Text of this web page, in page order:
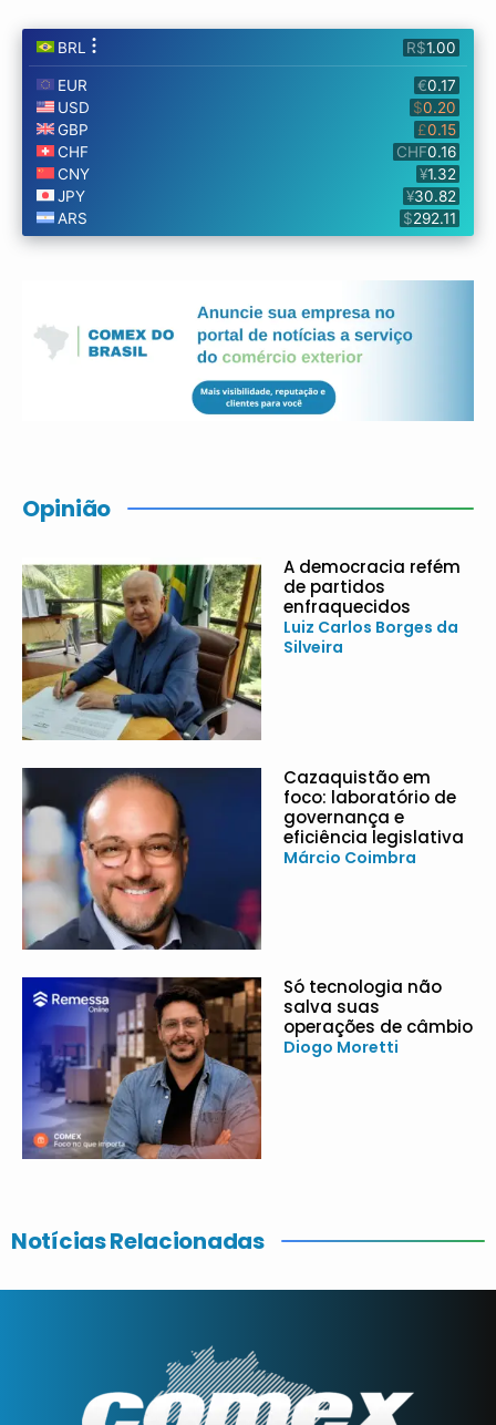
Opinião
A democracia refém
de partidos
enfraquecidos
Luiz Carlos Borges da
Silveira
Cazaquistão em
foco: laboratório de
governança e
eficiência legislativa
Márcio Coimbra
Só tecnologia não
salva suas
operações de câmbio
Diogo Moretti
Notícias Relacionadas